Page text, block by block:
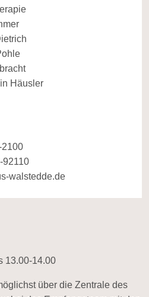
Häusler
2100
92110
walstedde.de
13.00-14.00
über die Zentrale des